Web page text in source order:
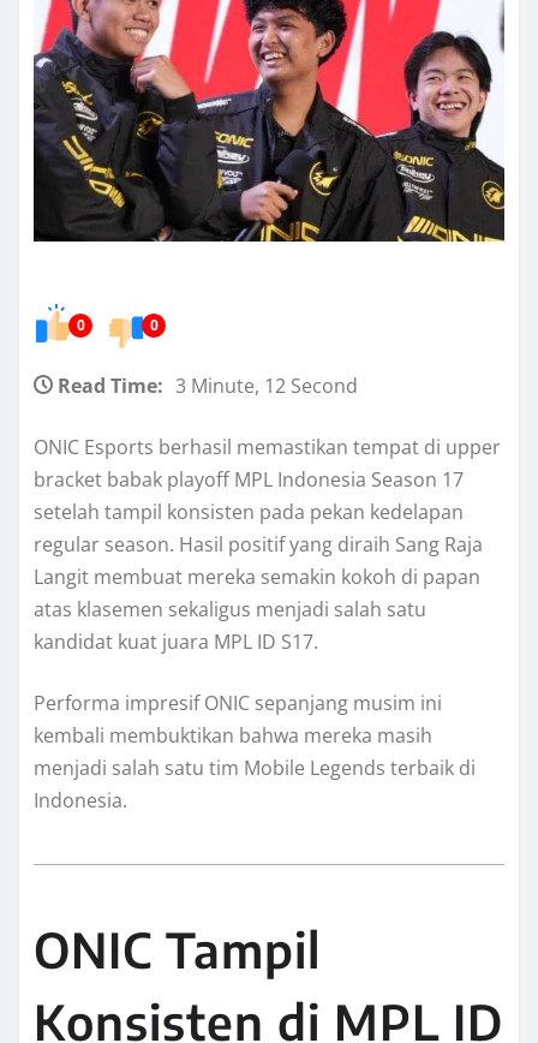
0 0
Read Time: 3 Minute, 12 Second
ONIC Esports berhasil memastikan tempat di upper
bracket babak playoff MPL Indonesia Season 17
setelah tampil konsisten pada pekan kedelapan
regular season. Hasil positif yang diraih Sang Raja
Langit membuat mereka semakin kokoh di papan
atas klasemen sekaligus menjadi salah satu
kandidat kuat juara MPL ID S17.
Performa impresif ONIC sepanjang musim ini
kembali membuktikan bahwa mereka masih
menjadi salah satu tim Mobile Legends terbaik di
Indonesia.
ONIC Tampil
Konsisten di MPL ID